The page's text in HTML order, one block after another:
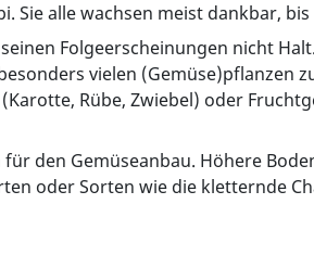
Sie alle wachsen meist dankbar,
Folgeerscheinungen nicht
vielen (Gemüse)pflanzen
Rübe, Zwiebel) oder
den Gemüseanbau. Höhere
oder Sorten wie die kletternde